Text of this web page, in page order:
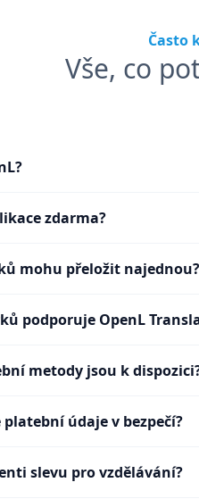
Často
Vše, co
zdarma?
mohu přeložit najednou?
podporuje OpenL
metody jsou k
platební údaje v bezpečí?
slevu pro vzdělávání?